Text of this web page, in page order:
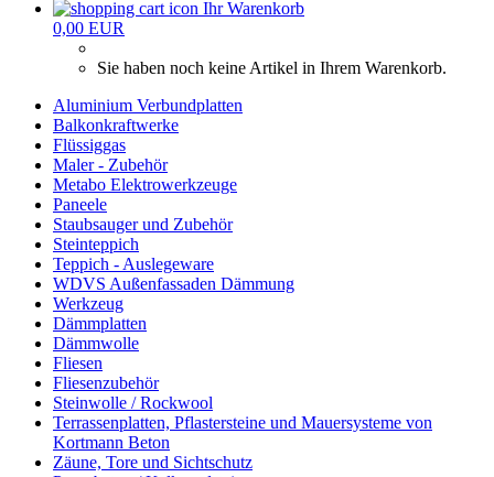
Ihr Warenkorb
0,00 EUR
Sie haben noch keine Artikel in Ihrem Warenkorb.
Aluminium Verbundplatten
Balkonkraftwerke
Flüssiggas
Maler - Zubehör
Metabo Elektrowerkzeuge
Paneele
Staubsauger und Zubehör
Steinteppich
Teppich - Auslegeware
WDVS Außenfassaden Dämmung
Werkzeug
Dämmplatten
Dämmwolle
Fliesen
Fliesenzubehör
Steinwolle / Rockwool
Terrassenplatten, Pflastersteine und Mauersysteme von
Kortmann Beton
Zäune, Tore und Sichtschutz